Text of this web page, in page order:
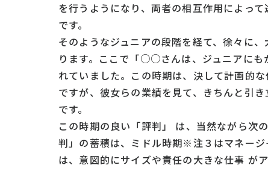
を行うようになり、両者の相互作用によっ
です。
そのようなジュニアの段階を経て、徐々に
ります。ここで「○○さんは、ジュニアにも
れていました。この時期は、決して計画的
ですが、彼女らの業績を見て、きちんと引
です。
この時期の良い「評判」 は、当然ながら次
判」の蓄積は、ミドル時期※注３はマネー
は、意図的にサイズや責任の大きな仕事 が